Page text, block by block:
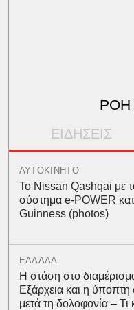
ΡΟΗ
ΕΙΔΗΣΕΙΣ
ΑΥΤΟΚΙΝΗΤΟ
Το Nissan Qashqai με
σύστημα e-POWER
Guinness (photos)
ΕΛΛΑΔΑ
Η στάση στο
Εξάρχεια και η
μετά τη δολοφονία – Τι